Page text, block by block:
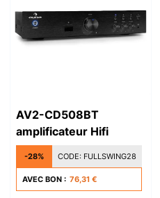
AV2-CD508BT
amplificateur Hifi
-28% CODE: FULLSWING28
AVEC BON : 76,31 €